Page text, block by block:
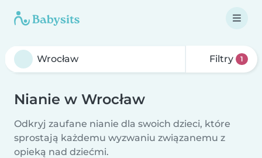
Filtry 1
Nianie w Wrocław
Odkryj zaufane nianie dla swoich dzieci, które
sprostają każdemu wyzwaniu związanemu z
opieką nad dziećmi.